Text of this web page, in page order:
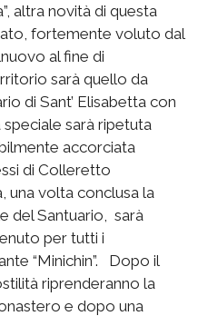
altra novità di questa
fortemente voluto dal
al fine di
sarà quello da
di Sant’ Elisabetta con
sarà ripetuta
accorciata
di Colleretto
una volta conclusa la
del Santuario, sarà
per tutti i
“Minichin”. Dopo il
riprenderanno la
e dopo una